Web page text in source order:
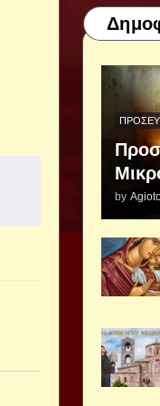
by